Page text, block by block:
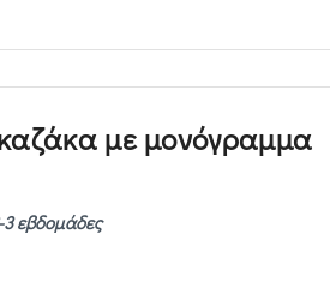
με μονόγραμμα
εβδομάδες